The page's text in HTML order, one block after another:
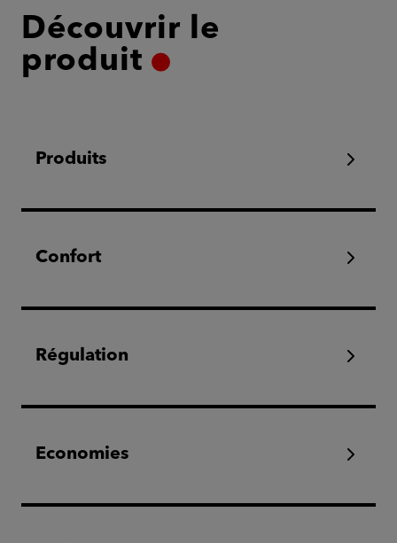
Découvrir le
produit
Produits
Confort
Régulation
Economies